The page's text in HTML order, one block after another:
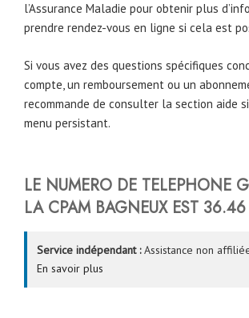
l’Assurance Maladie pour obtenir plus
prendre rendez-vous en ligne si cela est
Si vous avez des questions spécifiques
compte, un remboursement ou un
recommande de consulter la section aide
menu persistant.
LE NUMERO DE TELEPHONE
LA CPAM BAGNEUX EST 36.46
Service indépendant :Assistance non
En savoir plus